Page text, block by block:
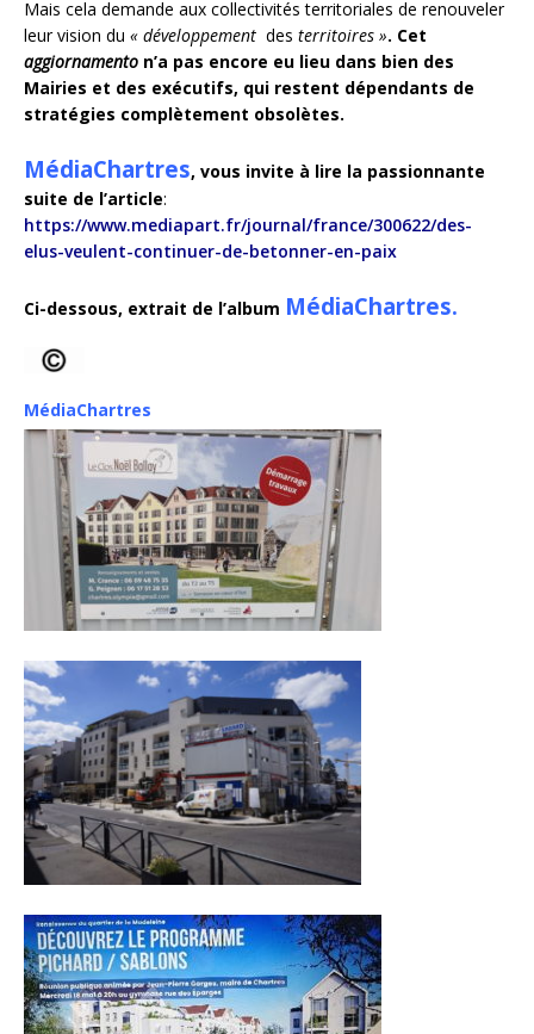
Mais cela demande aux collectivités territoriales de renouveler
leur vision du « développement des territoires ». Cet
aggiornamento n’a pas encore eu lieu dans bien des
Mairies et des exécutifs, qui restent dépendants de
stratégies complètement obsolètes.
MédiaChartres, vous invite à lire la passionnante
suite de l’article:
https://www.mediapart.fr/journal/france/300622/des-
elus-veulent-continuer-de-betonner-en-paix
Ci-dessous, extrait de l’album MédiaChartres.
MédiaChartres